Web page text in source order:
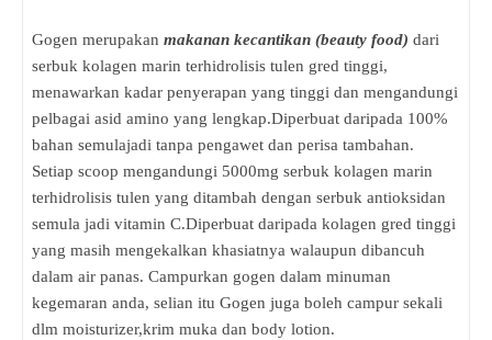
Gogen merupakan makanan kecantikan (beauty food) dari
serbuk kolagen marin terhidrolisis tulen gred tinggi,
menawarkan kadar penyerapan yang tinggi dan mengandungi
pelbagai asid amino yang lengkap.Diperbuat daripada 100%
bahan semulajadi tanpa pengawet dan perisa tambahan.
Setiap scoop mengandungi 5000mg serbuk kolagen marin
terhidrolisis tulen yang ditambah dengan serbuk antioksidan
semula jadi vitamin C.Diperbuat daripada kolagen gred tinggi
yang masih mengekalkan khasiatnya walaupun dibancuh
dalam air panas. Campurkan gogen dalam minuman
kegemaran anda, selian itu Gogen juga boleh campur sekali
dlm moisturizer,krim muka dan body lotion.